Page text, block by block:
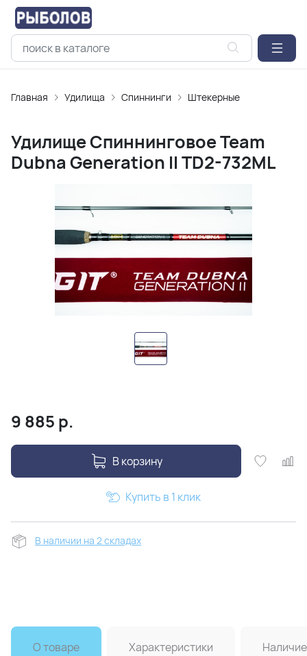
Главная Удилищa Спиннинги Штекерные
Удилище Спиннинговое Team
Dubna Generation II TD2-732ML
9 885 р.
В корзину
Купить в 1 клик
В наличии на 2 складах
О товаре Характеристики Наличие